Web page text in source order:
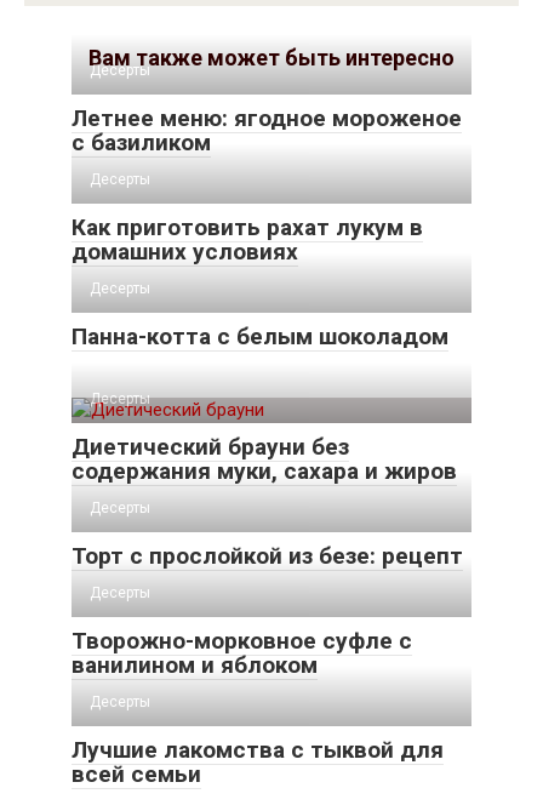
Вам также может быть интересно
Десерты
Летнее меню: ягодное мороженое
с базиликом
Десерты
Как приготовить рахат лукум в
домашних условиях
Десерты
Панна-котта с белым шоколадом
Десерты
Диетический брауни без
содержания муки, сахара и жиров
Десерты
Торт с прослойкой из безе: рецепт
Десерты
Творожно-морковное суфле с
ванилином и яблоком
Десерты
Лучшие лакомства с тыквой для
всей семьи